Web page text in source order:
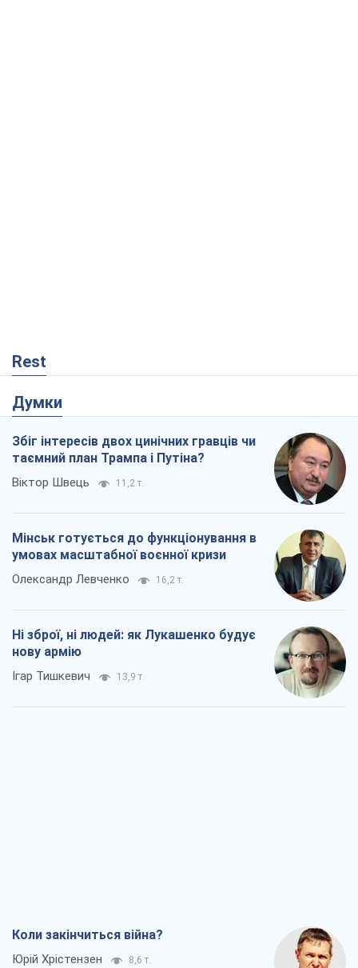
Rest
Думки
Збіг інтересів двох цинічних гравців чи
таємний план Трампа і Путіна?
Віктор Швець 11,2 т.
Мінськ готується до функціонування в
умовах масштабної воєнної кризи
Олександр Левченко 16,2 т.
Ні зброї, ні людей: як Лукашенко будує
нову армію
Ігар Тишкевич 13,9 т.
Коли закінчиться війна?
Юрій Хрістензен 8,6 т.